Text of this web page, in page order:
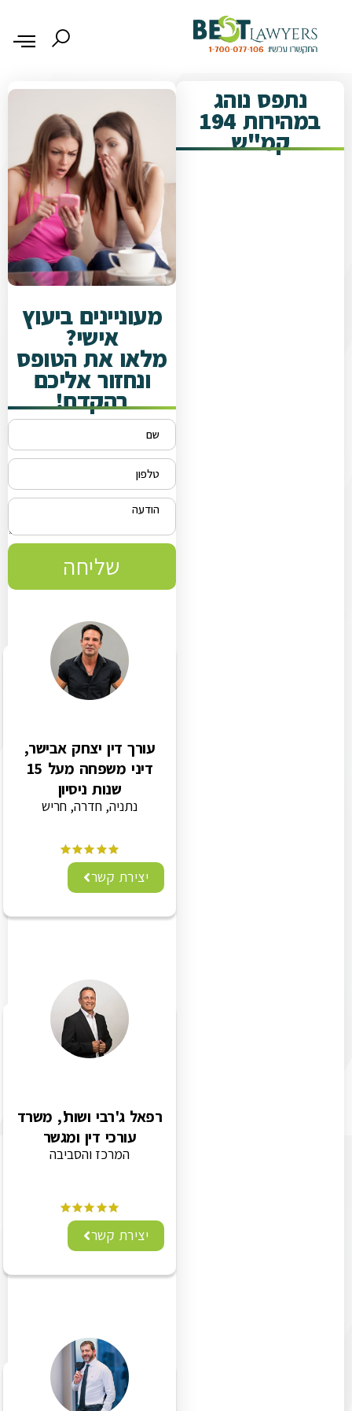
נתפס נוהג
במהירות 194
קמ"ש
מעוניינים ביעוץ
אישי?
מלאו את הטופס
ונחזור אליכם
בהקדם!
שליחה
עורך דין יצחק אבישר,
דיני משפחה מעל 15
שנות ניסיון
נתניה, חדרה, חריש
יצירת קשר
רפאל ג'רבי ושות', משרד
עורכי דין ומגשר
המרכז והסביבה
יצירת קשר